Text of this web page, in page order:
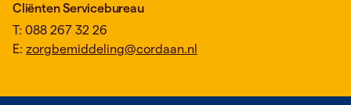
Cliënten Servicebureau
T: 088 267 32 26
E: zorgbemiddeling@cordaan.nl